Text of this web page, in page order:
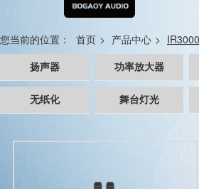
您当前的位置： 首页 > 产品中心 >
扬声器
BLC系列线阵音箱
GK系列娱乐音箱
SN系列多功能音箱
功率放大器
ET系列功率放大器
AC系列功率放大器
GF系列功率放大器
无纸化 舞台灯光